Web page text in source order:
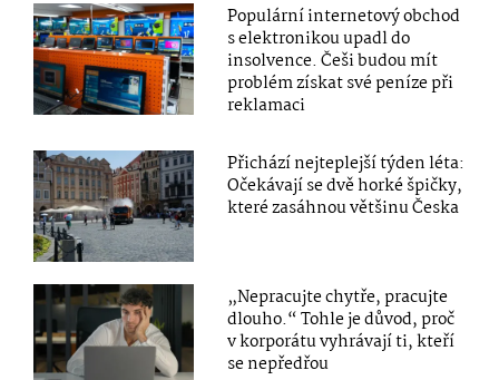
Populární internetový obchod
s elektronikou upadl do
insolvence. Češi budou mít
problém získat své peníze při
reklamaci
Přichází nejteplejší týden léta:
Očekávají se dvě horké špičky,
které zasáhnou většinu Česka
„Nepracujte chytře, pracujte
dlouho.“ Tohle je důvod, proč
v korporátu vyhrávají ti, kteří
se nepředřou